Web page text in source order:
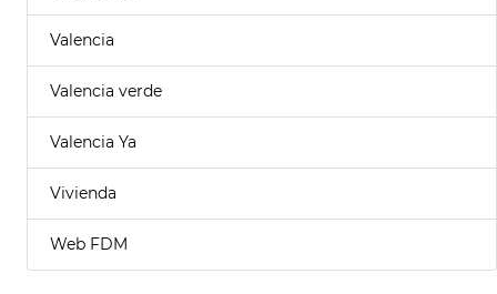
Valencia
Valencia verde
Valencia Ya
Vivienda
Web FDM